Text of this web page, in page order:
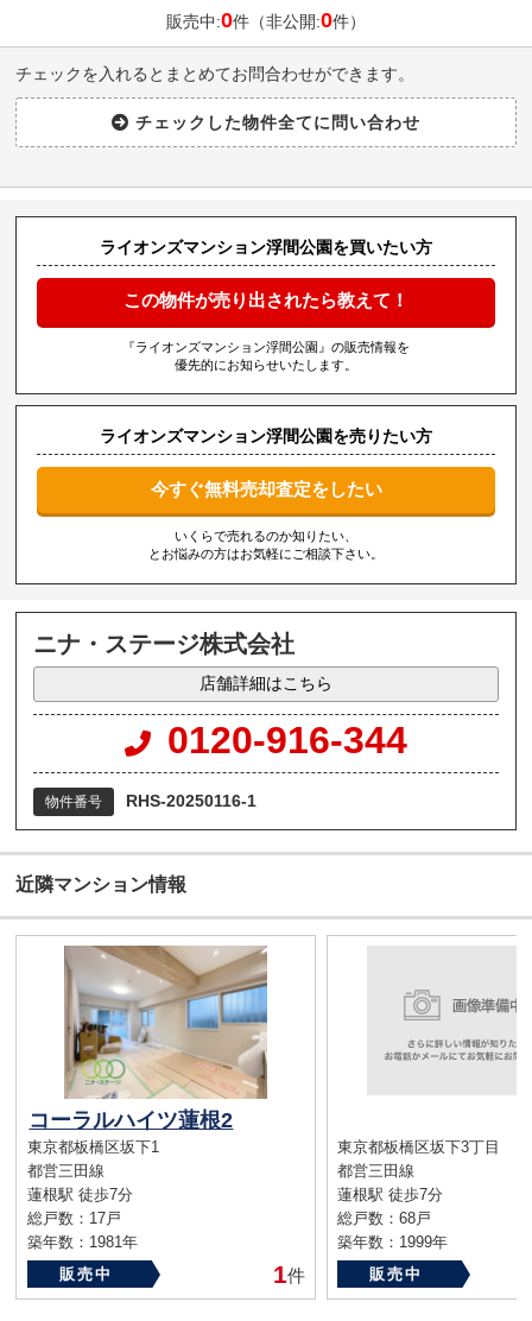
販売中:0件（非公開:0件）
チェックを入れるとまとめてお問合わせができます。
ライオンズマンション浮間公園を買いたい方
この物件が売り出されたら教えて！
『ライオンズマンション浮間公園』の販売情報を
優先的にお知らせいたします。
ライオンズマンション浮間公園を売りたい方
今すぐ無料売却査定をしたい
いくらで売れるのか知りたい、
とお悩みの方はお気軽にご相談下さい。
ニナ・ステージ株式会社
店舗詳細はこちら
0120-916-344
物件番号 RHS-20250116-1
近隣マンション情報
コーラルハイツ蓮根2
東京都板橋区坂下1
都営三田線
蓮根駅 徒歩7分
総戸数：17戸
築年数：1981年
販売中
1件
東京都板橋区坂下3丁目
都営三田線
蓮根駅 徒歩7分
総戸数：68戸
築年数：1999年
販売中